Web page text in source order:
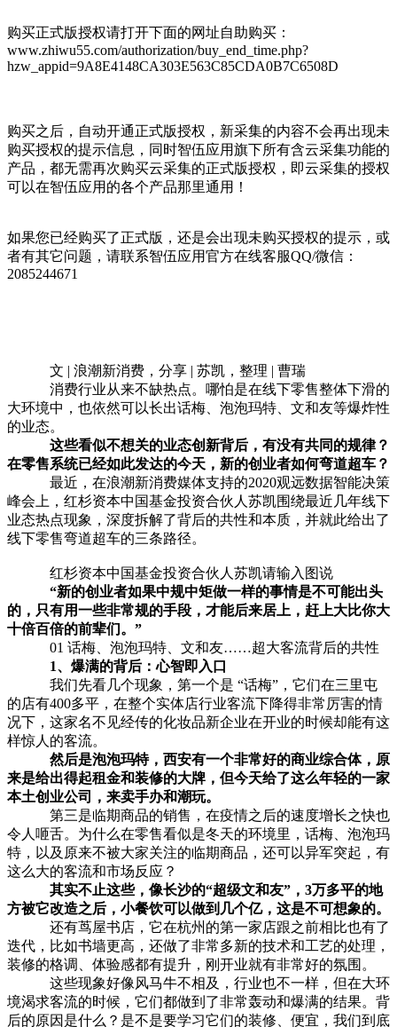
购买正式版授权请打开下面的网址自助购买：
www.zhiwu55.com/authorization/buy_end_time.php?
hzw_appid=9A8E4148CA303E563C85CDA0B7C6508D
购买之后，自动开通正式版授权，新采集的内容不会再出现未
购买授权的提示信息，同时智伍应用旗下所有含云采集功能的
产品，都无需再次购买云采集的正式版授权，即云采集的授权
可以在智伍应用的各个产品那里通用！
如果您已经购买了正式版，还是会出现未购买授权的提示，或
者有其它问题，请联系智伍应用官方在线客服QQ/微信：
2085244671
文 | 浪潮新消费，分享 | 苏凯，整理 | 曹瑞
消费行业从来不缺热点。哪怕是在线下零售整体下滑的
大环境中，也依然可以长出话梅、泡泡玛特、文和友等爆炸性
的业态。
这些看似不想关的业态创新背后，有没有共同的规律？
在零售系统已经如此发达的今天，新的创业者如何弯道超车？
最近，在浪潮新消费媒体支持的2020观远数据智能决策
峰会上，红杉资本中国基金投资合伙人苏凯围绕最近几年线下
业态热点现象，深度拆解了背后的共性和本质，并就此给出了
线下零售弯道超车的三条路径。
红杉资本中国基金投资合伙人苏凯请输入图说
“新的创业者如果中规中矩做一样的事情是不可能出头
的，只有用一些非常规的手段，才能后来居上，赶上大比你大
十倍百倍的前辈们。”
01 话梅、泡泡玛特、文和友……超大客流背后的共性
1、爆满的背后：心智即入口
我们先看几个现象，第一个是 “话梅”，它们在三里屯
的店有400多平，在整个实体店行业客流下降得非常厉害的情
况下，这家名不见经传的化妆品新企业在开业的时候却能有这
样惊人的客流。
然后是泡泡玛特，西安有一个非常好的商业综合体，原
来是给出得起租金和装修的大牌，但今天给了这么年轻的一家
本土创业公司，来卖手办和潮玩。
第三是临期商品的销售，在疫情之后的速度增长之快也
令人咂舌。为什么在零售看似是冬天的环境里，话梅、泡泡玛
特，以及原来不被大家关注的临期商品，还可以异军突起，有
这么大的客流和市场反应？
其实不止这些，像长沙的“超级文和友”，3万多平的地
方被它改造之后，小餐饮可以做到几个亿，这是不可想象的。
还有茑屋书店，它在杭州的第一家店跟之前相比也有了
迭代，比如书墙更高，还做了非常多新的技术和工艺的处理，
装修的格调、体验感都有提升，刚开业就有非常好的氛围。
这些现象好像风马牛不相及，行业也不一样，但在大环
境渴求客流的时候，它们都做到了非常轰动和爆满的结果。背
后的原因是什么？是不是要学习它们的装修、便宜，我们到底